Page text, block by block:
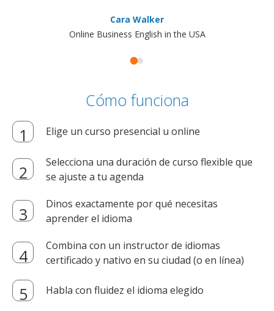
Cara Walker
Online Business English in the USA
Cómo funciona
Elige un curso presencial u online
Selecciona una duración de curso flexible que
se ajuste a tu agenda
Dinos exactamente por qué necesitas
aprender el idioma
Combina con un instructor de idiomas
certificado y nativo en su ciudad (o en línea)
Habla con fluidez el idioma elegido